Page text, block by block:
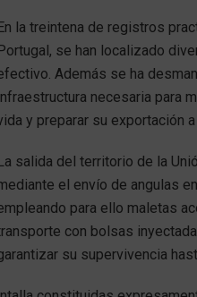
la treintena de registros
se han localizado
Además se ha
necesaria para
y preparar su exportación a
salida del territorio de la
el envío de angulas
para ello maletas
con bolsas
su supervivencia